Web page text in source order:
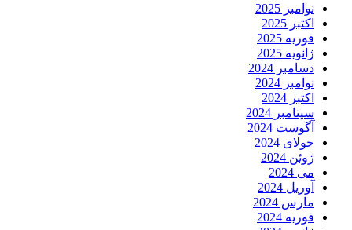
نوامبر 2025
اکتبر 2025
فوریه 2025
ژانویه 2025
دسامبر 2024
نوامبر 2024
اکتبر 2024
سپتامبر 2024
آگوست 2024
جولای 2024
ژوئن 2024
می 2024
آوریل 2024
مارس 2024
فوریه 2024